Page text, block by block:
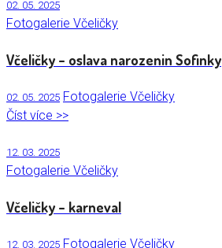
02. 05. 2025
Fotogalerie Včeličky
Včeličky – oslava narozenin Sofinky
02. 05. 2025 Fotogalerie Včeličky
Číst více >>
12. 03. 2025
Fotogalerie Včeličky
Včeličky – karneval
12. 03. 2025 Fotogalerie Včeličky